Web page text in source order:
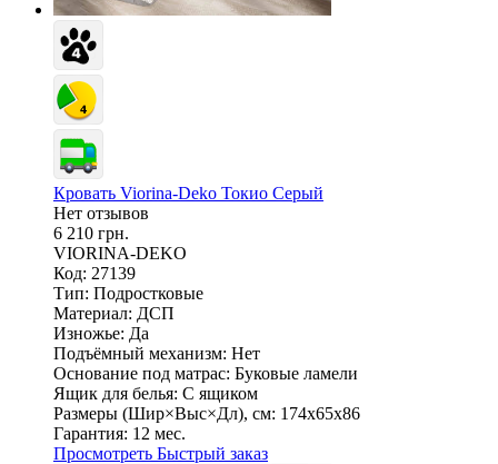
Кровать Viorina-Deko Токио Серый
Нет отзывов
6 210 грн.
VIORINA-DEKO
Код: 27139
Тип: Подростковые
Материал: ДСП
Изножье: Да
Подъёмный механизм: Нет
Основание под матрас: Буковые ламели
Ящик для белья: С ящиком
Размеры (Шир×Выс×Дл), см: 174х65х86
Гарантия: 12 мес.
Просмотреть Быстрый заказ